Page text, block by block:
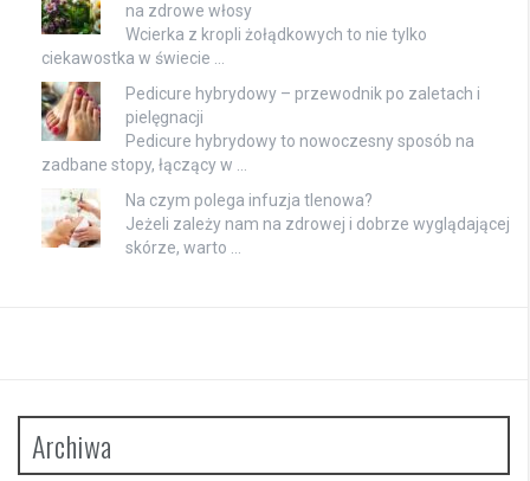
na zdrowe włosy
Wcierka z kropli żołądkowych to nie tylko
ciekawostka w świecie …
Pedicure hybrydowy – przewodnik po zaletach i
pielęgnacji
Pedicure hybrydowy to nowoczesny sposób na
zadbane stopy, łączący w …
Na czym polega infuzja tlenowa?
Jeżeli zależy nam na zdrowej i dobrze wyglądającej
skórze, warto …
Archiwa